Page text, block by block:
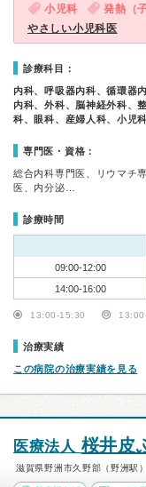
小児科 発熱（
やさしい小児科医
診療科目：
内科、呼吸器内科、循環器
内科、外科、脳神経外科、
科、眼科、産婦人科、小児
専門医・資格：
総合内科専門医、リウマチ
医、内分泌…
診療時間
09:00-12:00
14:00-16:00
13:00-15:30
治療実績
この病院の治療実績を見る
医療法人 桜井皮
滋賀県野洲市久野部（野洲駅）